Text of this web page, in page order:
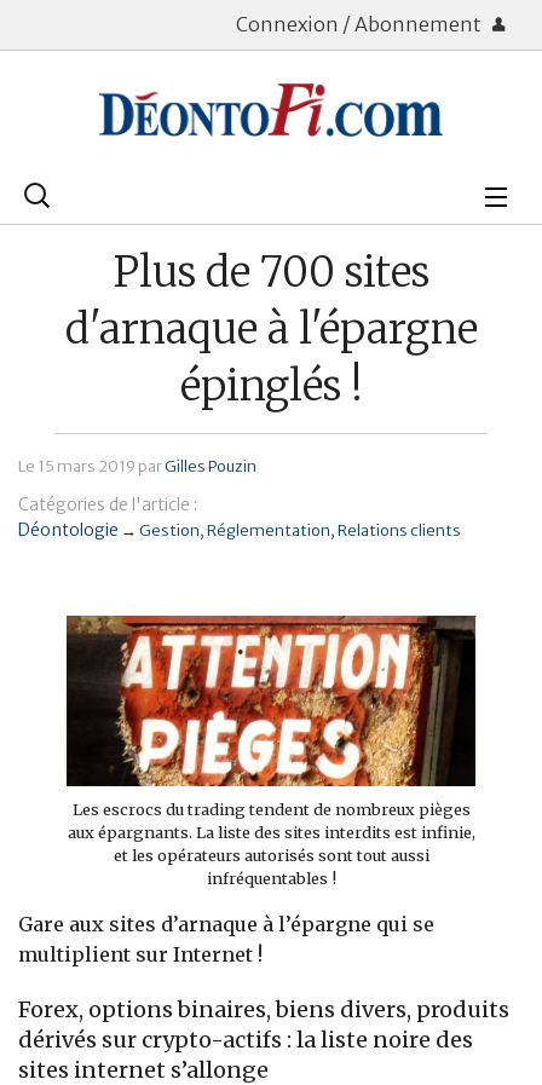
Connexion / Abonnement
Rechercher
Bourse
Patrimoine
Immobilier
Plus de 700 sites
d'arnaque à l'épargne
épinglés !
Le 15 mars 2019 parGilles Pouzin
Catégories de l'article :
Déontologie → Gestion Réglementation Relations clients
Les escrocs du trading tendent de nombreux pièges
aux épargnants. La liste des sites interdits est infinie,
et les opérateurs autorisés sont tout aussi
infréquentables !
Gare aux sites d’arnaque à l’épargne qui se
multiplient sur Internet !
Forex, options binaires, biens divers, produits
dérivés sur crypto-actifs : la liste noire des
sites internet s’allonge